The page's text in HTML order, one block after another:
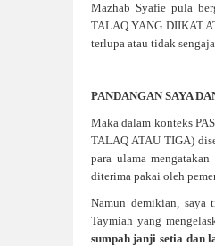
Mazhab Syafie pula
TALAQ YANG DIIKAT
terlupa atau tidak
PANDANGAN SAYA
Maka dalam konteks
TALAQ ATAU TIGA)
para ulama
diterima pakai oleh
Namun demikian, saya
Taymiah yang
sumpah janji setia dan